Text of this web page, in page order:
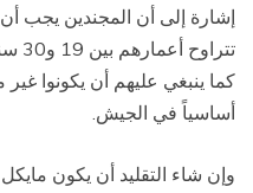
إشارة إلى أن المجندين يجب أن
كما ينبغي عليهم أن يكونوا غير
أساسياً في الجيش.
وإن شاء التقليد أن يكون